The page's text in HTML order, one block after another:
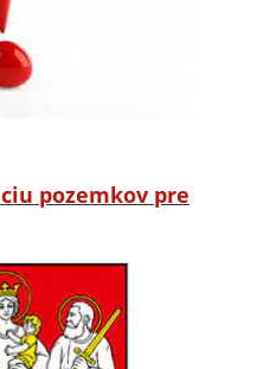
pozemkov pre